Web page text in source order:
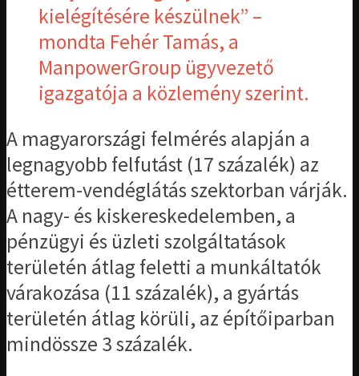
kielégítésére készülnek” –
mondta Fehér Tamás, a
ManpowerGroup ügyvezető
igazgatója a közlemény szerint.
A magyarországi felmérés alapján a
legnagyobb felfutást (17 százalék) az
étterem-vendéglátás szektorban várják.
A nagy- és kiskereskedelemben, a
pénzügyi és üzleti szolgáltatások
területén átlag feletti a munkáltatók
várakozása (11 százalék), a gyártás
területén átlag körüli, az építőiparban
mindössze 3 százalék.